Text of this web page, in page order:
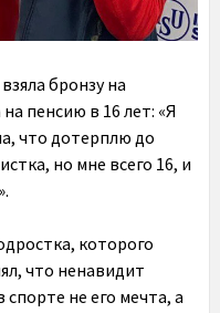
бронзу на
пенсию в 16 лет: «Я
что дотерплю до
но мне всего 16, и
которого
что ненавидит
спорте не его мечта, а